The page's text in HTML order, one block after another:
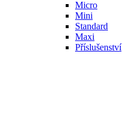
Micro
Mini
Standard
Maxi
Příslušenství